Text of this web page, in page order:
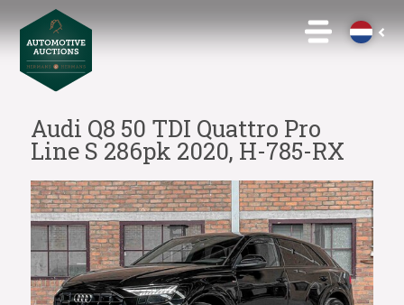
Audi Q8 50 TDI Quattro Pro
Line S 286pk 2020, H-785-RX